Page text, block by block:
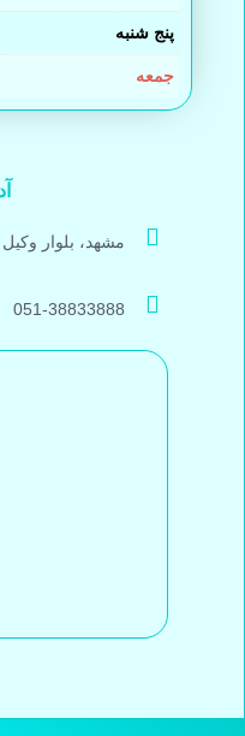
پنج شنبه
جمعه
مشهد، بلوار وکیل
051-38833888